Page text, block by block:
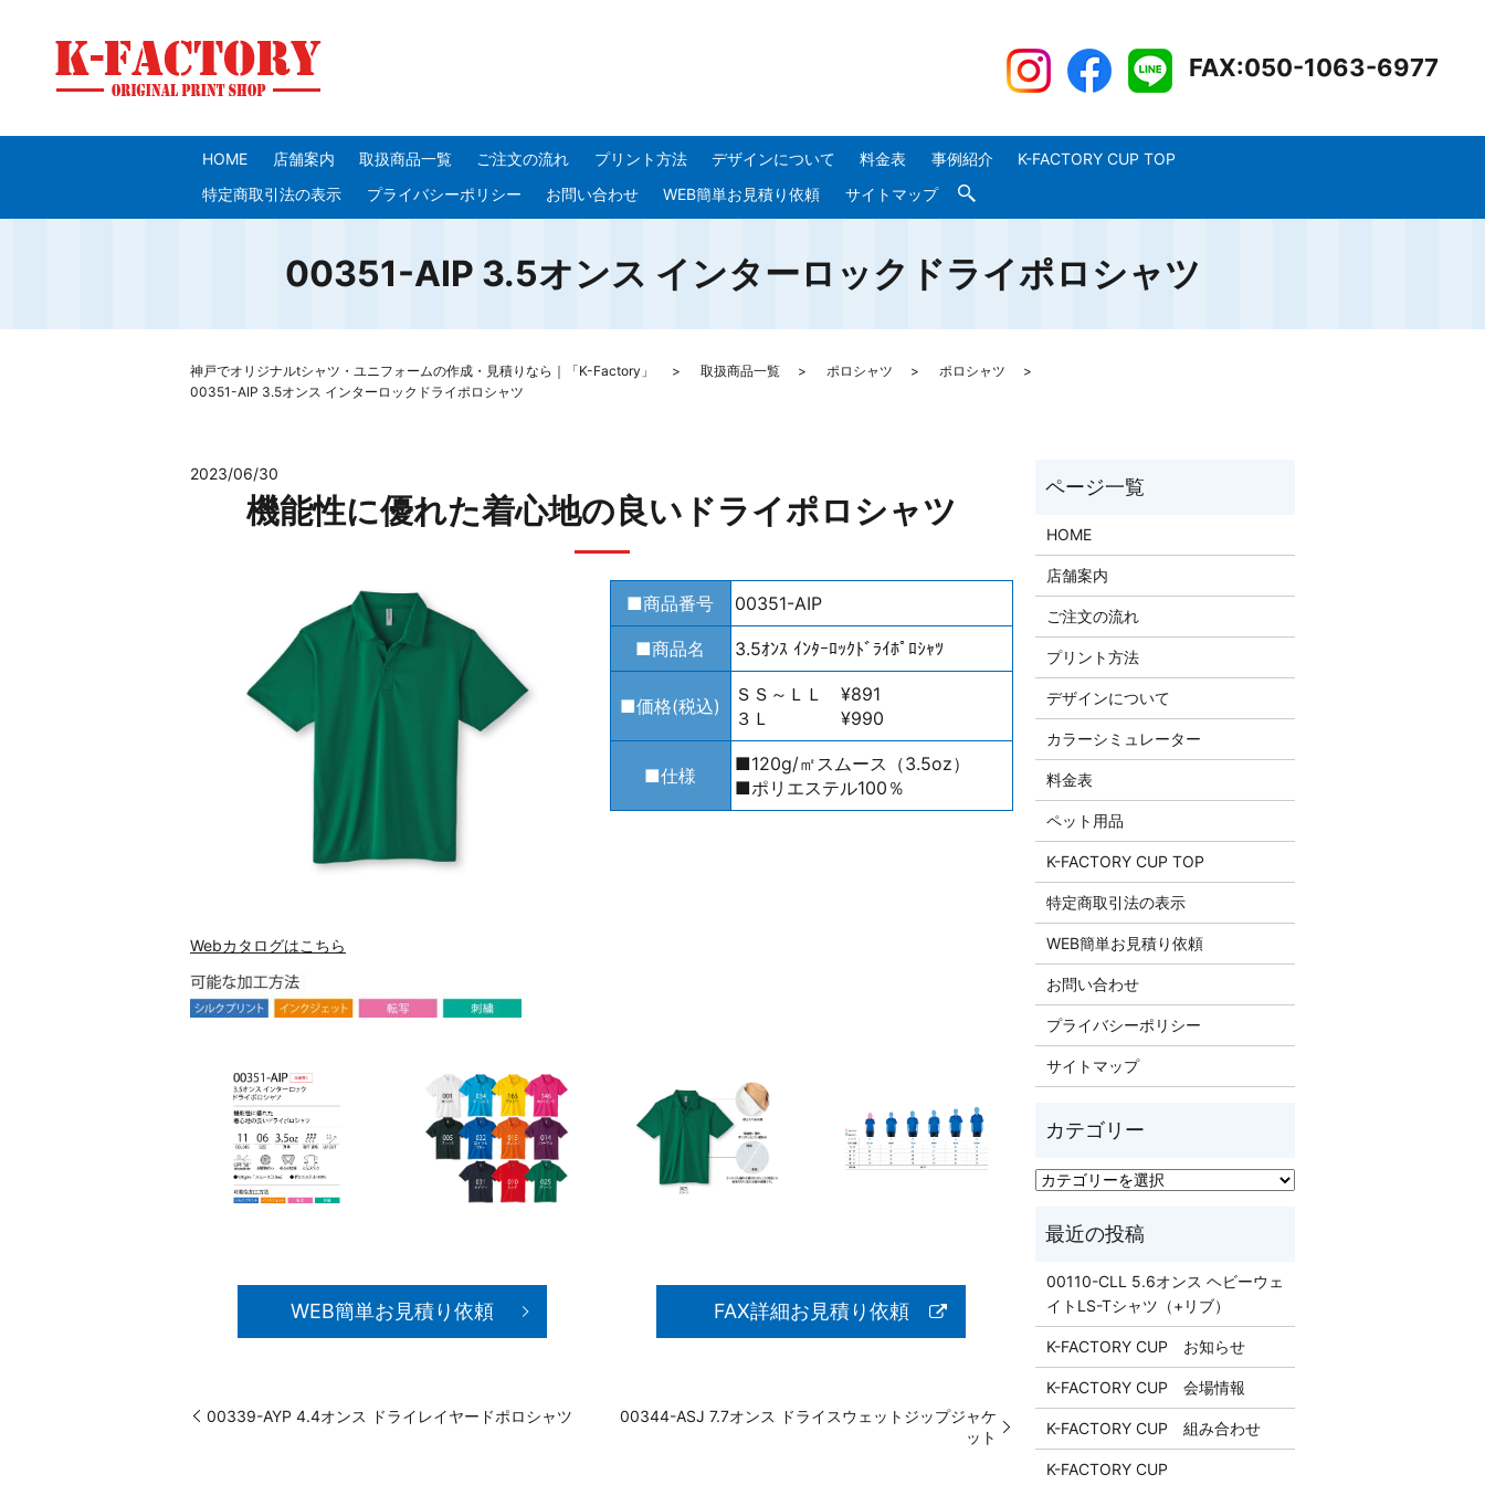
FAX:050-1063-6977
HOME 店舗案内 取扱商品一覧 ご注文の流れ プリント方法 デザインについて 料金表 事例紹介
K-FACTORY CUP TOP
特定商取引法の表示
プライバシーポリシー お問い合わせ WEB簡単お見積り依頼 サイトマップ
00351-AIP 3.5オンス インターロックドライポロシャツ
神戸でオリジナルtシャツ・ユニフォームの作成・見積りなら｜「K-Factory」 取扱商品一覧 ポロシャツ
ポロシャツ
00351-AIP 3.5オンス インターロックドライポロシャツ
2023/06/30
機能性に優れた着心地の良いドライポロシャツ
■商品番号 00351-AIP
■商品名 3.5ｵﾝｽ ｲﾝﾀｰﾛｯｸﾄﾞﾗｲﾎﾟﾛｼｬﾂ
■価格(税込)
ＳＳ～ＬＬ ¥891
３Ｌ ¥990
■仕様
■120g/㎡スムース（3.5oz）
■ポリエステル100％
Webカタログはこちら
WEB簡単お見積り依頼 FAX詳細お見積り依頼
00339-AYP 4.4オンス ドライレイヤードポロシャツ
00344-ASJ 7.7オンス ドライスウェットジップジャケ
ット
HOME
店舗案内
ご注文の流れ
プリント方法
デザインについて
カラーシミュレーター
料金表
ペット用品
K-FACTORY CUP TOP
特定商取引法の表示
WEB簡単お見積り依頼
お問い合わせ
プライバシーポリシー
サイトマップ
00110-CLL 5.6オンス ヘビーウェ
イトLS-Tシャツ（+リブ）
K-FACTORY CUP お知らせ
K-FACTORY CUP 会場情報
K-FACTORY CUP 組み合わせ
K-FACTORY CUP